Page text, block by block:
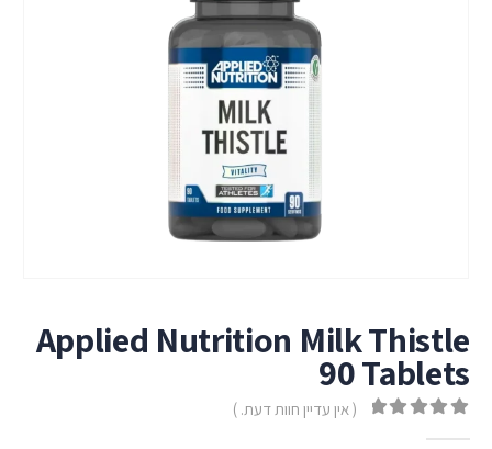
Applied Nutrition Milk Thistle
90 Tablets
( אין עדיין חוות דעת. )